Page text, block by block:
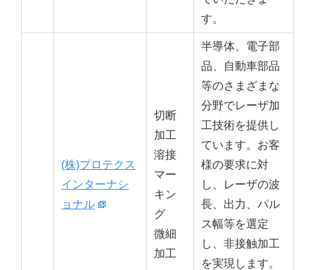
す。
(株)プロテクス
インターナシ
ョナル
切断
加工
溶接
マー
キン
グ
微細
加工
半導体、電子部
品、自動車部品
等のさまざまな
分野でレーザ加
工技術を提供し
ています。お客
様の要求に対
し、レーザの波
長、出力、パル
ス幅等を選定
し、非接触加工
を実現します。